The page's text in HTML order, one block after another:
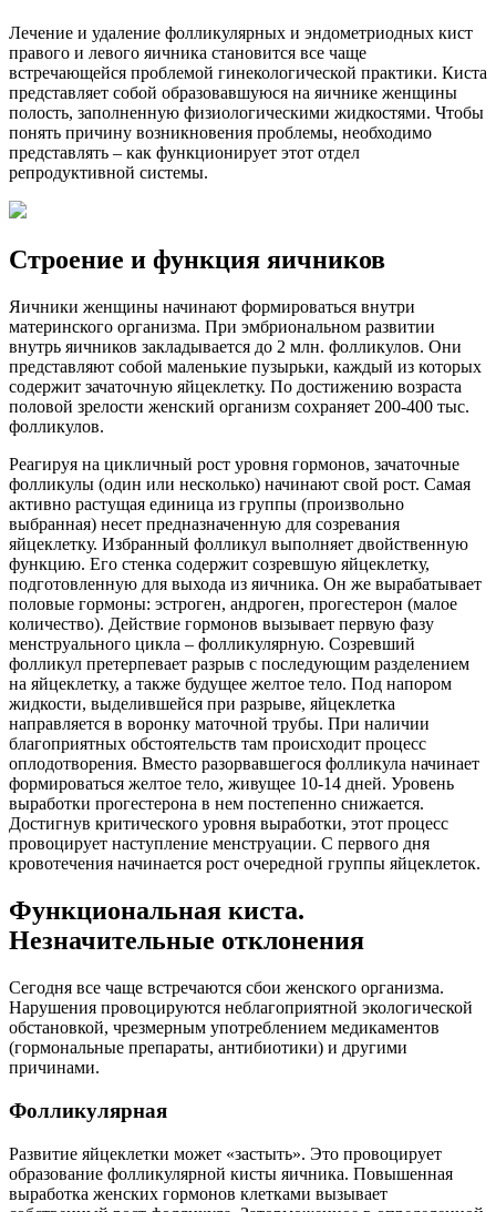
Лечение и удаление фолликулярных и эндометриодных кист
правого и левого яичника становится все чаще
встречающейся проблемой гинекологической практики. Киста
представляет собой образовавшуюся на яичнике женщины
полость, заполненную физиологическими жидкостями. Чтобы
понять причину возникновения проблемы, необходимо
представлять – как функционирует этот отдел
репродуктивной системы.
Строение и функция яичников
Яичники женщины начинают формироваться внутри
материнского организма. При эмбриональном развитии
внутрь яичников закладывается до 2 млн. фолликулов. Они
представляют собой маленькие пузырьки, каждый из которых
содержит зачаточную яйцеклетку. По достижению возраста
половой зрелости женский организм сохраняет 200-400 тыс.
фолликулов.
Реагируя на цикличный рост уровня гормонов, зачаточные
фолликулы (один или несколько) начинают свой рост. Самая
активно растущая единица из группы (произвольно
выбранная) несет предназначенную для созревания
яйцеклетку. Избранный фолликул выполняет двойственную
функцию. Его стенка содержит созревшую яйцеклетку,
подготовленную для выхода из яичника. Он же вырабатывает
половые гормоны: эстроген, андроген, прогестерон (малое
количество). Действие гормонов вызывает первую фазу
менструального цикла – фолликулярную. Созревший
фолликул претерпевает разрыв с последующим разделением
на яйцеклетку, а также будущее желтое тело. Под напором
жидкости, выделившейся при разрыве, яйцеклетка
направляется в воронку маточной трубы. При наличии
благоприятных обстоятельств там происходит процесс
оплодотворения. Вместо разорвавшегося фолликула начинает
формироваться желтое тело, живущее 10-14 дней. Уровень
выработки прогестерона в нем постепенно снижается.
Достигнув критического уровня выработки, этот процесс
провоцирует наступление менструации. С первого дня
кровотечения начинается рост очередной группы яйцеклеток.
Функциональная киста.
Незначительные отклонения
Сегодня все чаще встречаются сбои женского организма.
Нарушения провоцируются неблагоприятной экологической
обстановкой, чрезмерным употреблением медикаментов
(гормональные препараты, антибиотики) и другими
причинами.
Фолликулярная
Развитие яйцеклетки может «застыть». Это провоцирует
образование фолликулярной кисты яичника. Повышенная
выработка женских гормонов клетками вызывает